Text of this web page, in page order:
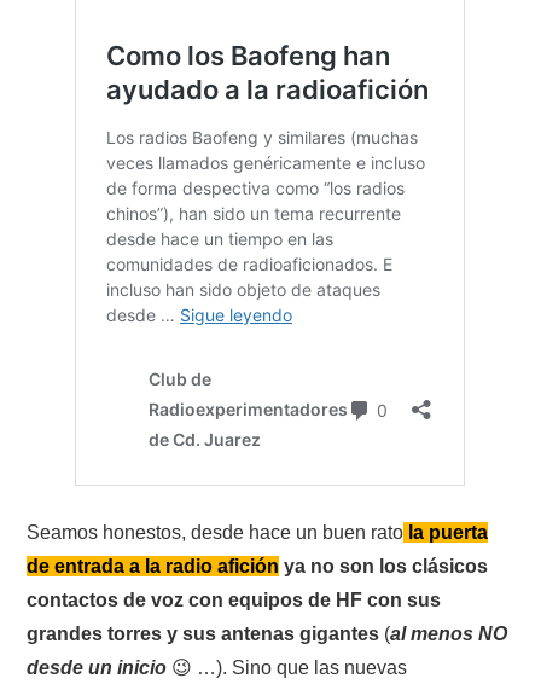
SALÓN DE LA FAMA DEL CRECJ
SOLICITUD DE INGRESO
SOTA Y POTA
W5WIN
AUTENTIFICACIÓN DE MIEMBROS DEL
MUMLA APP ( MUY FÁCIL )
Seamos honestos, desde hace un buen rato la puerta
de entrada a la radio afición ya no son los clásicos
contactos de voz con equipos de HF con sus
grandes torres y sus antenas gigantes (al menos NO
desde un inicio 😉 …). Sino que las nuevas